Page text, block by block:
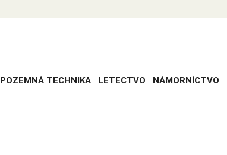
POZEMNÁ TECHNIKA LETECTVO NÁMORNÍCTVO